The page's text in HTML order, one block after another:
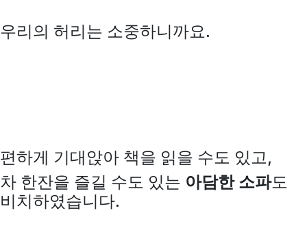
우리의 허리는 소중하니까요.
편하게 기대앉아 책을 읽을 수도 있고,
차 한잔을 즐길 수도 있는 아담한 소파도
비치하였습니다.